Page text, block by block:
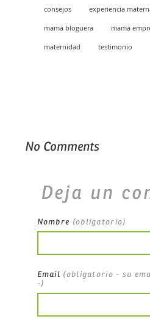
consejos experiencia
mamá bloguera mamá
maternidad testimonio
No Comments
Deja un
Nombre (obligatorio)
Email (obligatorio - su
-)